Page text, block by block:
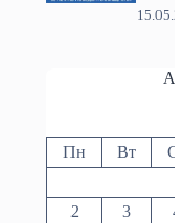
Пн Вт
2
3